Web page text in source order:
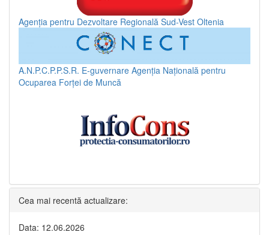
Agenția pentru Dezvoltare Regională Sud-Vest Oltenia
A.N.P.C.P.P.S.R. E-guvernare Agenția Națională pentru
Ocuparea Forței de Muncă
Cea mai recentă actualizare:
Data: 12.06.2026